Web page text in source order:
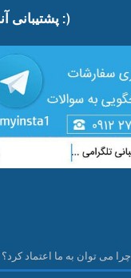
پشتیبانی آنلاین :)
چرا می توان به ما اعتماد کرد؟